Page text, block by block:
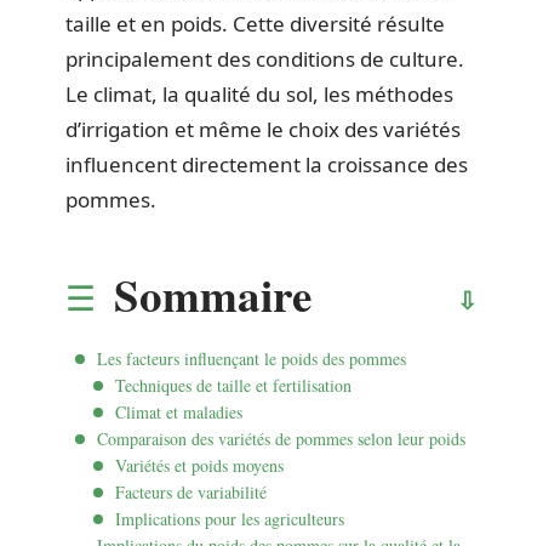
taille et en poids. Cette diversité résulte
principalement des conditions de culture.
Le climat, la qualité du sol, les méthodes
d’irrigation et même le choix des variétés
influencent directement la croissance des
pommes.
Sommaire
Les facteurs influençant le poids des pommes
Techniques de taille et fertilisation
Climat et maladies
Comparaison des variétés de pommes selon leur poids
Variétés et poids moyens
Facteurs de variabilité
Implications pour les agriculteurs